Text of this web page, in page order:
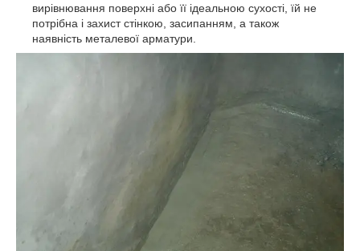
вирівнювання поверхні або її ідеальною сухості, їй не
потрібна і захист стінкою, засипанням, а також
наявність металевої арматури.